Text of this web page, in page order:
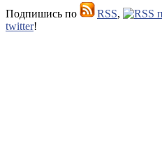
Подпишись по RSS,
twitter!